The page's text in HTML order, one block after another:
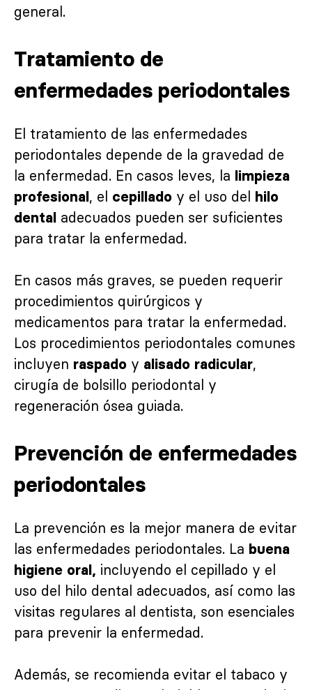
general.
Tratamiento de
enfermedades periodontales
El tratamiento de las enfermedades
periodontales depende de la gravedad de
la enfermedad. En casos leves, la limpieza
profesional, el cepillado y el uso del hilo
dental adecuados pueden ser suficientes
para tratar la enfermedad.
En casos más graves, se pueden requerir
procedimientos quirúrgicos y
medicamentos para tratar la enfermedad.
Los procedimientos periodontales comunes
incluyen raspado y alisado radicular,
cirugía de bolsillo periodontal y
regeneración ósea guiada.
Prevención de enfermedades
periodontales
La prevención es la mejor manera de evitar
las enfermedades periodontales. La buena
higiene oral, incluyendo el cepillado y el
uso del hilo dental adecuados, así como las
visitas regulares al dentista, son esenciales
para prevenir la enfermedad.
Además, se recomienda evitar el tabaco y